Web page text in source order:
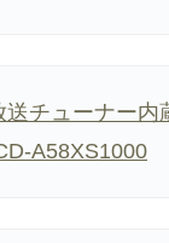
チューナー
A58XS1000